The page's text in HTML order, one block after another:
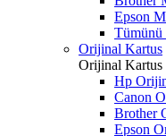
Epson
Tümünü
Orijinal Kartus
Orijinal Kartus
Hp
Canon
Brother
Epson